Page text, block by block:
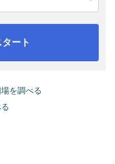
タート
を調べる